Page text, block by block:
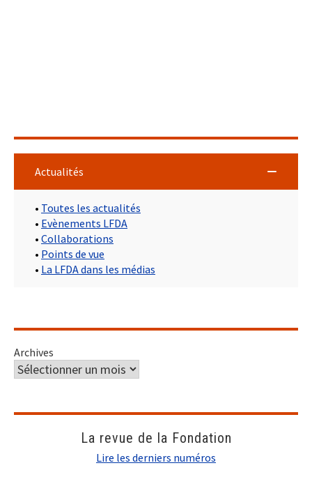
Actualités
• Toutes les actualités
• Evènements LFDA
• Collaborations
• Points de vue
• La LFDA dans les médias
Archives
La revue de la Fondation
Lire les derniers numéros